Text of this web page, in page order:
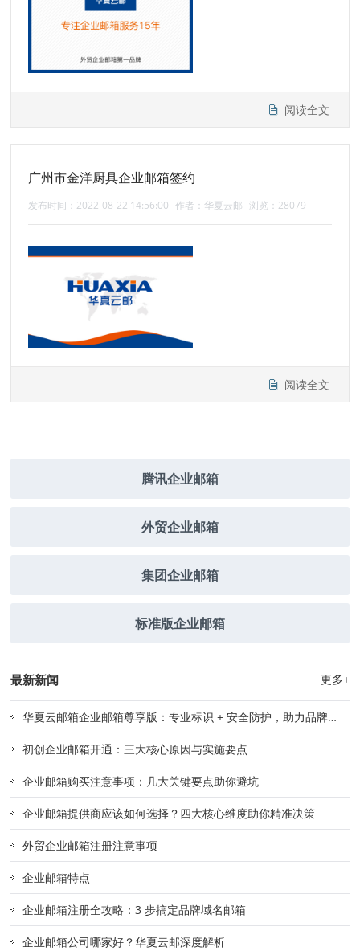
阅读全文
广州市金洋厨具企业邮箱签约
发布时间：2022-08-22 14:56:00 作者：华夏云邮 浏览：28079
阅读全文
腾讯企业邮箱
外贸企业邮箱
集团企业邮箱
标准版企业邮箱
最新新闻 更多+
华夏云邮箱企业邮箱尊享版：专业标识 + 安全防护，助力品牌精
准触达
初创企业邮箱开通：三大核心原因与实施要点
企业邮箱购买注意事项：几大关键要点助你避坑
企业邮箱提供商应该如何选择？四大核心维度助你精准决策
外贸企业邮箱注册注意事项
企业邮箱特点
企业邮箱注册全攻略：3 步搞定品牌域名邮箱
企业邮箱公司哪家好？华夏云邮深度解析